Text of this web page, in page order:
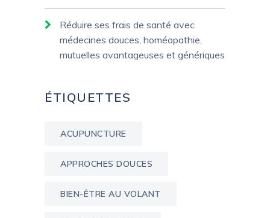
Réduire ses frais de santé avec
médecines douces, homéopathie,
mutuelles avantageuses et génériques
ÉTIQUETTES
ACUPUNCTURE
APPROCHES DOUCES
BIEN-ÊTRE AU VOLANT